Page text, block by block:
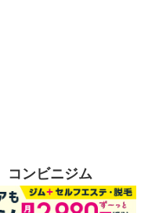
コンビニジム